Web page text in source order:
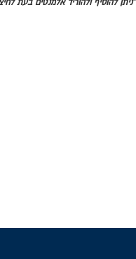
*ניתן להוסיף ולהוריד אלמנטים בעת